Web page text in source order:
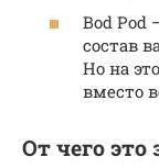
Bod Pod
состав
Но на
вместо
От чего это